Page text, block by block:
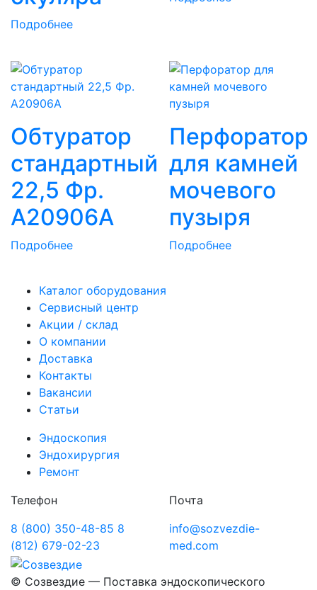
Подробнее
Обтуратор
стандартный
22,5 Фр.
A20906A
Подробнее
Перфоратор
для камней
мочевого
пузыря
Подробнее
Каталог оборудования
Сервисный центр
Акции / склад
О компании
Доставка
Контакты
Вакансии
Статьи
Эндоскопия
Эндохирургия
Ремонт
Телефон
8 (800) 350-48-85 8
(812) 679-02-23
Почта
info@sozvezdie-
med.com
© Созвездие — Поставка эндоскопического